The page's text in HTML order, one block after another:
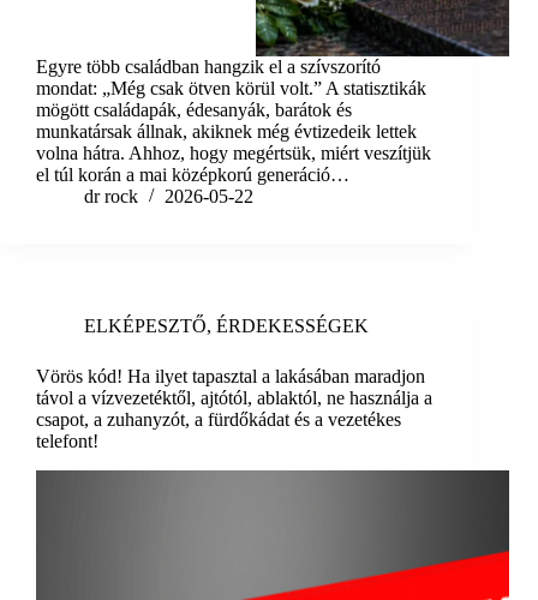
Egyre több családban hangzik el a szívszorító
mondat: „Még csak ötven körül volt.” A statisztikák
mögött családapák, édesanyák, barátok és
munkatársak állnak, akiknek még évtizedeik lettek
volna hátra. Ahhoz, hogy megértsük, miért veszítjük
el túl korán a mai középkorú generáció…
dr rock
2026-05-22
ELKÉPESZTŐ, ÉRDEKESSÉGEK
Vörös kód! Ha ilyet tapasztal a lakásában maradjon
távol a vízvezetéktől, ajtótól, ablaktól, ne használja a
csapot, a zuhanyzót, a fürdőkádat és a vezetékes
telefont!